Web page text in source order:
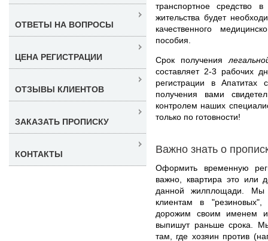
транспортное средство
жительства будет
качественного
пособия.
Срок получения
составляет 2-3 рабочих
регистрации в
получения вами
контролем наших
только по готовности!
Важно знать о
Оформить временную
важно, квартира это или
данной жилплощади. Мы
клиентам в "резиновых",
дорожим своим именем
выпишут раньше срока.
там, где хозяин против
ОТВЕТЫ НА ВОПРОСЫ
ЦЕНА РЕГИСТРАЦИИ
ОТЗЫВЫ КЛИЕНТОВ
ЗАКАЗАТЬ ПРОПИСКУ
КОНТАКТЫ